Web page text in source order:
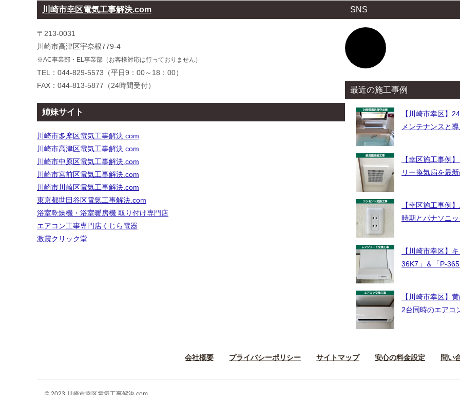
ー
ョ
ン
川崎市幸区電気工事解決.com
〒213-0031
川崎市高津区宇奈根779-4
※AC事業部・EL事業部（お客様対応は行っておりません）
TEL：044-829-5573（平日9：00～18：00）
FAX：044-813-5877（24時間受付）
姉妹サイト
川崎市多摩区電気工事解決.com
川崎市高津区電気工事解決.com
川崎市中原区電気工事解決.com
川崎市宮前区電気工事解決.com
川崎市川崎区電気工事解決.com
東京都世田谷区電気工事解決.com
浴室乾燥機・浴室暖房機 取り付け専門店
エアコン工事専門店くじら電器
激震クリック堂
SNS
イ
コ
ン
リ
最近の施工事例
【川崎市幸区】
メンテナンスと
【幸区施工事例
リー換気扇を最
【幸区施工事例
時期とパナソニ
【川崎市幸区】
36K7」＆「P-
【川崎市幸区】
2台同時のエアコ
会社概要 プライバシーポリシー サイトマップ 安心の料金設定 問い
© 2023 川崎市幸区電気工事解決.com